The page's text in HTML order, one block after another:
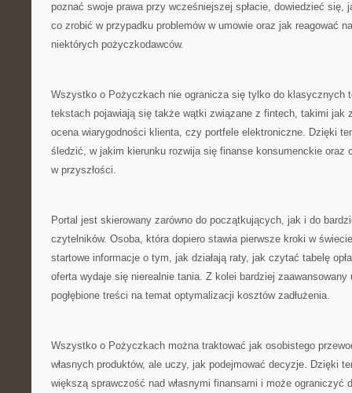
poznać swoje prawa przy wcześniejszej spłacie, dowiedzieć się,
co zrobić w przypadku problemów w umowie oraz jak reagować
niektórych pożyczkodawców.
Wszystko o Pożyczkach nie ogranicza się tylko do klasycznych
tekstach pojawiają się także wątki związane z fintech, takimi jak
ocena wiarygodności klienta, czy portfele elektroniczne. Dzięki
śledzić, w jakim kierunku rozwija się finanse konsumenckie oraz
w przyszłości.
Portal jest skierowany zarówno do początkujących, jak i do
czytelników. Osoba, która dopiero stawia pierwsze kroki w
startowe informacje o tym, jak działają raty, jak czytać tabelę
oferta wydaje się nierealnie tania. Z kolei bardziej
pogłębione treści na temat optymalizacji kosztów zadłużenia.
Wszystko o Pożyczkach można traktować jak osobistego
własnych produktów, ale uczy, jak podejmować decyzje. Dzięki
większą sprawczość nad własnymi finansami i może ograniczyć